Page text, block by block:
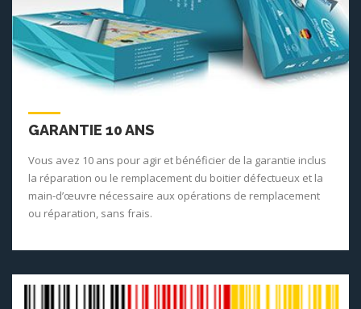
GARANTIE 10 ANS
Vous avez 10 ans pour agir et bénéficier de la garantie inclus
la réparation ou le remplacement du boitier défectueux et la
main-d’œuvre nécessaire aux opérations de remplacement
ou réparation, sans frais.